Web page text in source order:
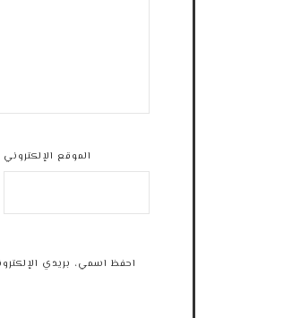
الموقع الإلكتروني
احفظ اسمي، بريدي